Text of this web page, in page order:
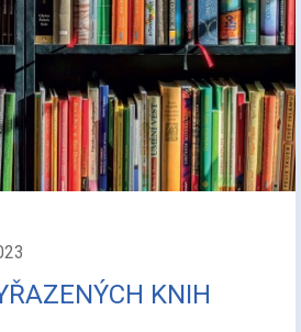
KNIH